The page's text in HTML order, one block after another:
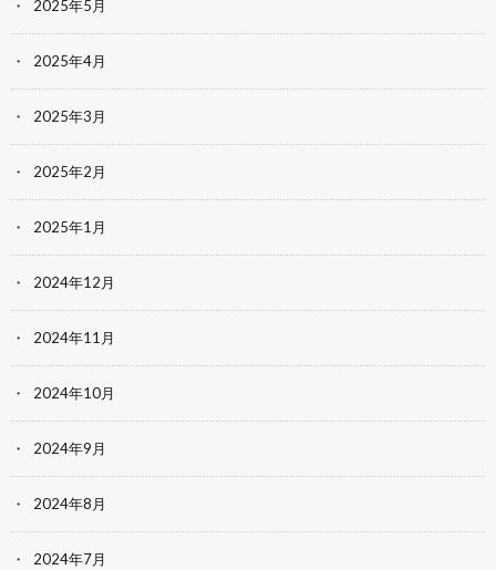
2025年5月
2025年4月
2025年3月
2025年2月
2025年1月
2024年12月
2024年11月
2024年10月
2024年9月
2024年8月
2024年7月